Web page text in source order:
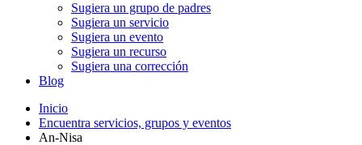
Sugiera un grupo de padres
Sugiera un servicio
Sugiera un evento
Sugiera un recurso
Sugiera una corrección
Blog
Inicio
Encuentra servicios, grupos y eventos
An-Nisa